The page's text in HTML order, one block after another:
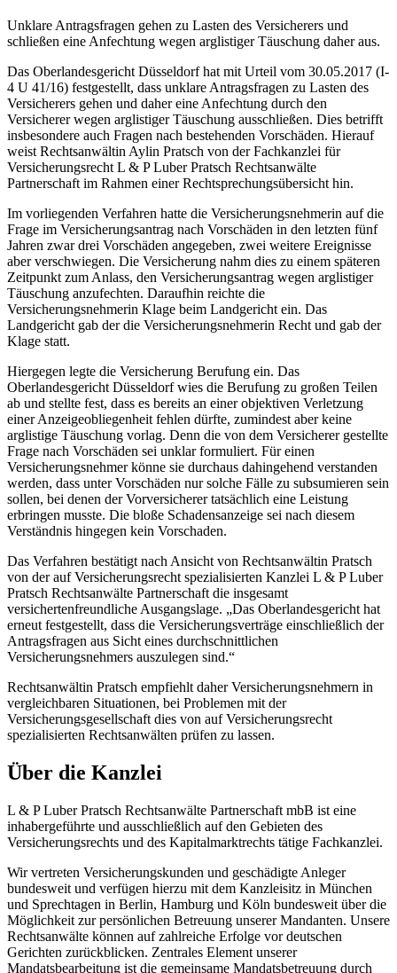
Unklare Antragsfragen gehen zu Lasten des Versicherers und
schließen eine Anfechtung wegen arglistiger Täuschung daher aus.
Das Oberlandesgericht Düsseldorf hat mit Urteil vom 30.05.2017 (I-
4 U 41/16) festgestellt, dass unklare Antragsfragen zu Lasten des
Versicherers gehen und daher eine Anfechtung durch den
Versicherer wegen arglistiger Täuschung ausschließen. Dies betrifft
insbesondere auch Fragen nach bestehenden Vorschäden. Hierauf
weist Rechtsanwältin Aylin Pratsch von der Fachkanzlei für
Versicherungsrecht L & P Luber Pratsch Rechtsanwälte
Partnerschaft im Rahmen einer Rechtsprechungsübersicht hin.
Im vorliegenden Verfahren hatte die Versicherungsnehmerin auf die
Frage im Versicherungsantrag nach Vorschäden in den letzten fünf
Jahren zwar drei Vorschäden angegeben, zwei weitere Ereignisse
aber verschwiegen. Die Versicherung nahm dies zu einem späteren
Zeitpunkt zum Anlass, den Versicherungsantrag wegen arglistiger
Täuschung anzufechten. Daraufhin reichte die
Versicherungsnehmerin Klage beim Landgericht ein. Das
Landgericht gab der die Versicherungsnehmerin Recht und gab der
Klage statt.
Hiergegen legte die Versicherung Berufung ein. Das
Oberlandesgericht Düsseldorf wies die Berufung zu großen Teilen
ab und stellte fest, dass es bereits an einer objektiven Verletzung
einer Anzeigeobliegenheit fehlen dürfte, zumindest aber keine
arglistige Täuschung vorlag. Denn die von dem Versicherer gestellte
Frage nach Vorschäden sei unklar formuliert. Für einen
Versicherungsnehmer könne sie durchaus dahingehend verstanden
werden, dass unter Vorschäden nur solche Fälle zu subsumieren sein
sollen, bei denen der Vorversicherer tatsächlich eine Leistung
erbringen musste. Die bloße Schadensanzeige sei nach diesem
Verständnis hingegen kein Vorschaden.
Das Verfahren bestätigt nach Ansicht von Rechtsanwältin Pratsch
von der auf Versicherungsrecht spezialisierten Kanzlei L & P Luber
Pratsch Rechtsanwälte Partnerschaft die insgesamt
versichertenfreundliche Ausgangslage. „Das Oberlandesgericht hat
erneut festgestellt, dass die Versicherungsverträge einschließlich der
Antragsfragen aus Sicht eines durchschnittlichen
Versicherungsnehmers auszulegen sind.“
Rechtsanwältin Pratsch empfiehlt daher Versicherungsnehmern in
vergleichbaren Situationen, bei Problemen mit der
Versicherungsgesellschaft dies von auf Versicherungsrecht
spezialisierten Rechtsanwälten prüfen zu lassen.
Über die Kanzlei
L & P Luber Pratsch Rechtsanwälte Partnerschaft mbB ist eine
inhabergeführte und ausschließlich auf den Gebieten des
Versicherungsrechts und des Kapitalmarktrechts tätige Fachkanzlei.
Wir vertreten Versicherungskunden und geschädigte Anleger
bundesweit und verfügen hierzu mit dem Kanzleisitz in München
und Sprechtagen in Berlin, Hamburg und Köln bundesweit über die
Möglichkeit zur persönlichen Betreuung unserer Mandanten. Unsere
Rechtsanwälte können auf zahlreiche Erfolge vor deutschen
Gerichten zurückblicken. Zentrales Element unserer
Mandatsbearbeitung ist die gemeinsame Mandatsbetreuung durch